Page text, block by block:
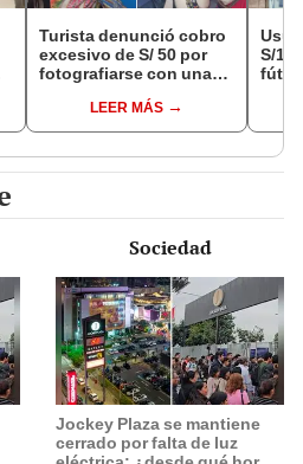
Turista denunció cobro
excesivo de S/ 50 por
fotografiarse con una
Serenazgo recuperó el
dinero
LEER MÁS
S/
Sociedad
Jockey Plaza se mantiene
cerrado por falta de luz